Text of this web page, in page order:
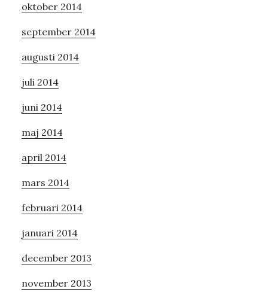
oktober 2014
september 2014
augusti 2014
juli 2014
juni 2014
maj 2014
april 2014
mars 2014
februari 2014
januari 2014
december 2013
november 2013